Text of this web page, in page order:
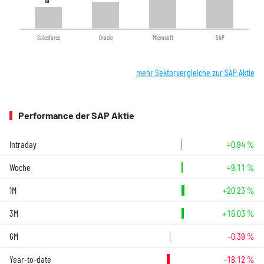
Salesforce Oracle Microsoft SAP
mehr Sektorvergleiche zur SAP Aktie
Performance der SAP Aktie
Intraday +0,94 %
Woche +9,11 %
1M +20,23 %
3M +16,03 %
6M -0,39 %
Year-to-date -18,12 %